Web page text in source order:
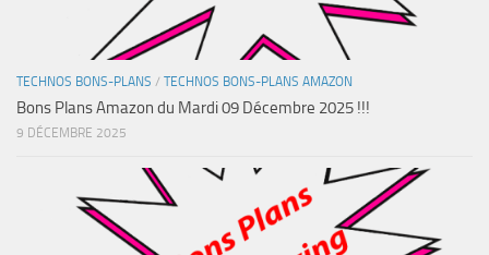
TECHNOS BONS-PLANS / TECHNOS BONS-PLANS AMAZON
Bons Plans Amazon du Mardi 09 Décembre 2025 !!!
9 DÉCEMBRE 2025